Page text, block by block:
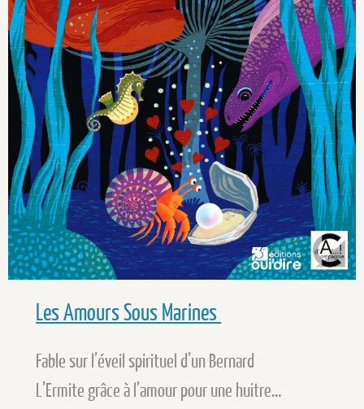
Les Amours Sous Marines
Fable sur l’éveil spirituel d’un Bernard
L’Ermite grâce à l’amour pour une huitre…